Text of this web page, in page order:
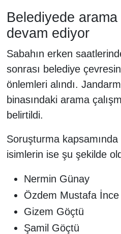
Belediyede arama
devam ediyor
Sabahın erken
sonrası belediye
önlemleri alındı.
binasındaki arama
belirtildi.
Soruşturma
isimlerin ise şu şekilde
Nermin Günay
Özdem Mustafa İnce
Gizem Göçtü
Şamil Göçtü